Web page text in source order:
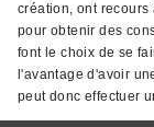
création, ont
pour obtenir des
font le choix de se
l'avantage d'avoir
peut donc effectuer